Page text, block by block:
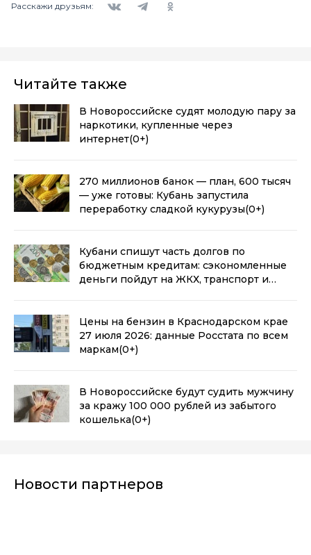
Расскажи друзьям:
Читайте также
В Новороссийске судят молодую пару за
наркотики, купленные через
интернет(0+)
270 миллионов банок — план, 600 тысяч
— уже готовы: Кубань запустила
переработку сладкой кукурузы(0+)
Кубани спишут часть долгов по
бюджетным кредитам: сэкономленные
деньги пойдут на ЖКХ, транспорт и
Цены на бензин в Краснодарском крае
27 июля 2026: данные Росстата по всем
маркам(0+)
В Новороссийске будут судить мужчину
за кражу 100 000 рублей из забытого
кошелька(0+)
Новости партнеров